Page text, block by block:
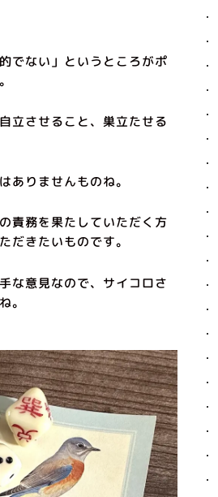
でない」というところがポ
立させること、巣立たせる
ありませんものね。
責務を果たしていただく方
だきたいものです。
な意見なので、サイコロさ
。